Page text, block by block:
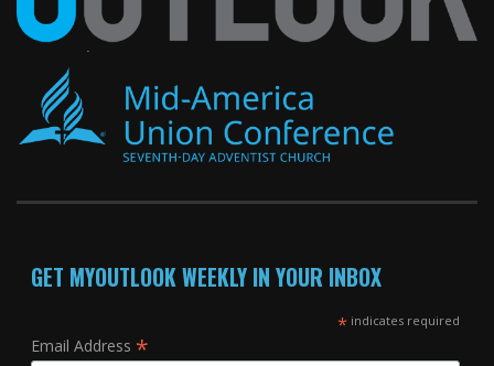
GET MYOUTLOOK WEEKLY IN YOUR INBOX
*indicates required
Email Address *